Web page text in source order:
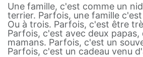
Une famille, c'est comme un
terrier. Parfois, une famille
Ou à trois. Parfois, c'est être
Parfois, c'est avec deux papas,
mamans. Parfois, c'est un
Parfois, c'est un cadeau venu